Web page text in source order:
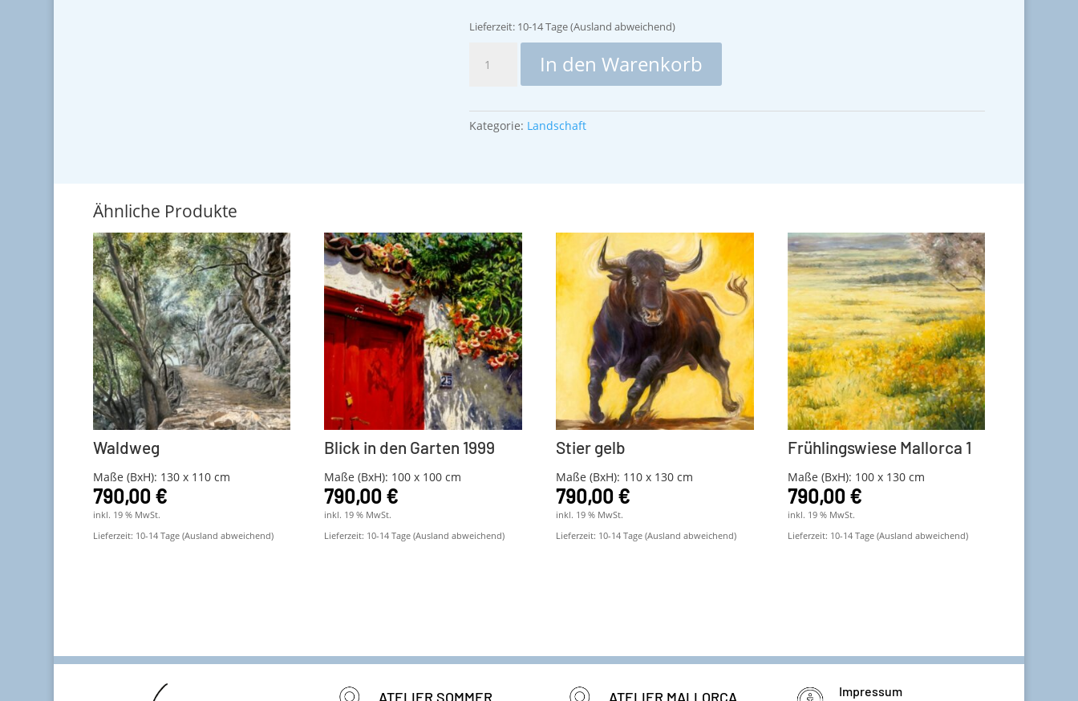
Lieferzeit: 10-14 Tage (Ausland abweichend)
Mallorca
Menge
In den Warenkorb
Kategorie: Landschaft
Ähnliche Produkte
Waldweg
Maße (BxH): 130 x 110 cm
790,00 €
inkl. 19 % MwSt.
Lieferzeit: 10-14 Tage (Ausland abweichend)
Blick in den Garten 1999
Maße (BxH): 100 x 100 cm
790,00 €
inkl. 19 % MwSt.
Lieferzeit: 10-14 Tage (Ausland abweichend)
Stier gelb
Maße (BxH): 110 x 130 cm
790,00 €
inkl. 19 % MwSt.
Lieferzeit: 10-14 Tage (Ausland abweichend)
Frühlingswiese Mallorca 1
Maße (BxH): 100 x 130 cm
790,00 €
inkl. 19 % MwSt.
Lieferzeit: 10-14 Tage (Ausland abweichend)
ATELIER SOMMER ATELIER MALLORCA
Impressum